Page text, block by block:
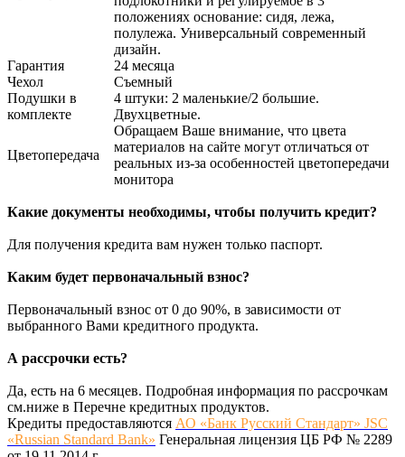
положениях основание: сидя, лежа,
полулежа. Универсальный современный
дизайн.
Гарантия
24 месяца
Чехол
Съемный
Подушки в
комплекте
4 штуки: 2 маленькие/2 большие.
Двухцветные.
Цветопередача
Обращаем Ваше внимание, что цвета
материалов на сайте могут отличаться от
реальных из-за особенностей цветопередачи
монитора
Какие документы необходимы, чтобы получить кредит?
Для получения кредита вам нужен только паспорт.
Каким будет первоначальный взнос?
Первоначальный взнос от 0 до 90%, в зависимости от
выбранного Вами кредитного продукта.
А рассрочки есть?
Да, есть на 6 месяцев. Подробная информация по рассрочкам
см.ниже в Перечне кредитных продуктов.
Кредиты предоставляются АО «Банк Русский Стандарт» JSC
«Russian Standard Bank» Генеральная лицензия ЦБ РФ № 2289